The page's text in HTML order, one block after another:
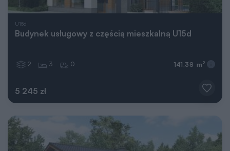
U15d
Budynek usługowy z częścią mieszkalną U15d
5 245 zł
2 3 0 141,38 m 2